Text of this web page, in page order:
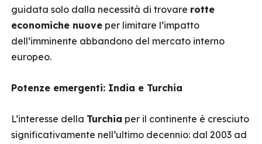
guidata solo dalla necessità di trovare rotte
economiche nuove per limitare l’impatto
dell’imminente abbandono del mercato interno
europeo.
Potenze emergenti: India e Turchia
L’interesse della Turchia per il continente è cresciuto
significativamente nell’ultimo decennio: dal 2003 ad